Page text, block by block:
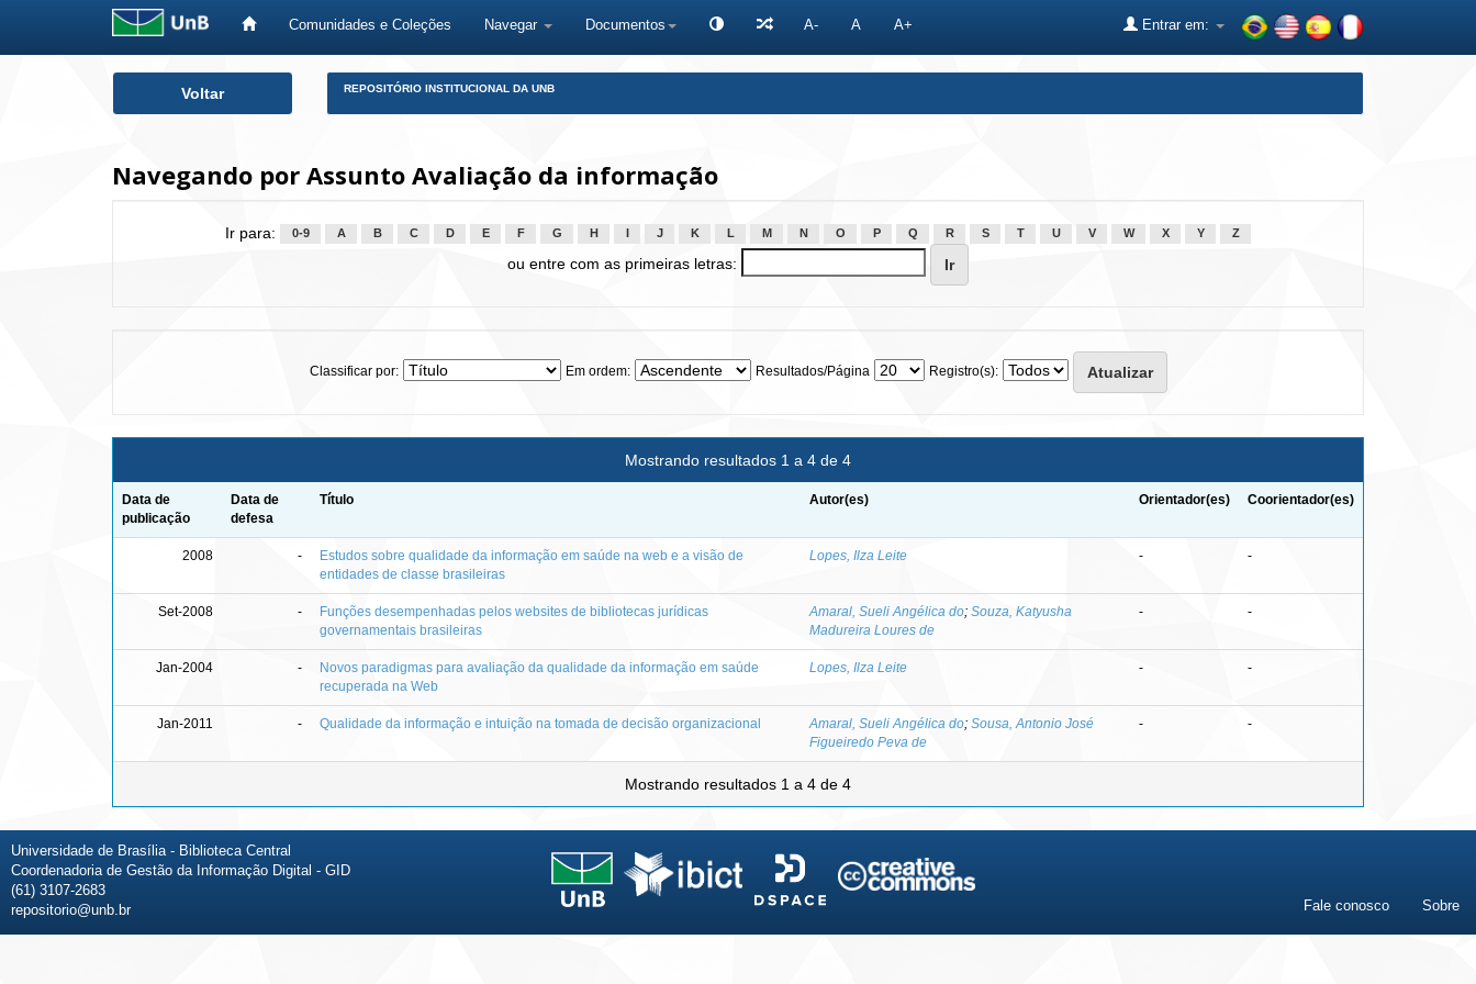
Comunidades e Coleções Navegar Documentos A- A A+ Entrar em:
Voltar REPOSITÓRIO INSTITUCIONAL DA UNB
Navegando por Assunto Avaliação da informação
Ir para: 0-9 A B C D E F G H J K L M N O P Q R S T U V W X Y Z
ou entre com as primeiras letras:
Classificar por: Em ordem: Resultados/Página Registro(s):
Mostrando resultados 1 a 4 de 4
Data de
publicação
Data de
defesa
Título Autor(es) Orientador(es) Coorientador(es)
2008 -
Estudos sobre qualidade da informação em saúde na web e a visão de
entidades de classe brasileiras
Lopes, Ilza Leite - -
Set-2008 -
Funções desempenhadas pelos websites de bibliotecas jurídicas
governamentais brasileiras
Amaral, Sueli Angélica do; Souza, Katyusha
Madureira Loures de
- -
Jan-2004 -
Novos paradigmas para avaliação da qualidade da informação em saúde
recuperada na Web
Lopes, Ilza Leite - -
Jan-2011 - Qualidade da informação e intuição na tomada de decisão organizacional Amaral, Sueli Angélica do; Sousa, Antonio José
Figueiredo Peva de
- -
Mostrando resultados 1 a 4 de 4
Universidade de Brasília - Biblioteca Central
Coordenadoria de Gestão da Informação Digital - GID
(61) 3107-2683
repositorio@unb.br
Fale conosco Sobre